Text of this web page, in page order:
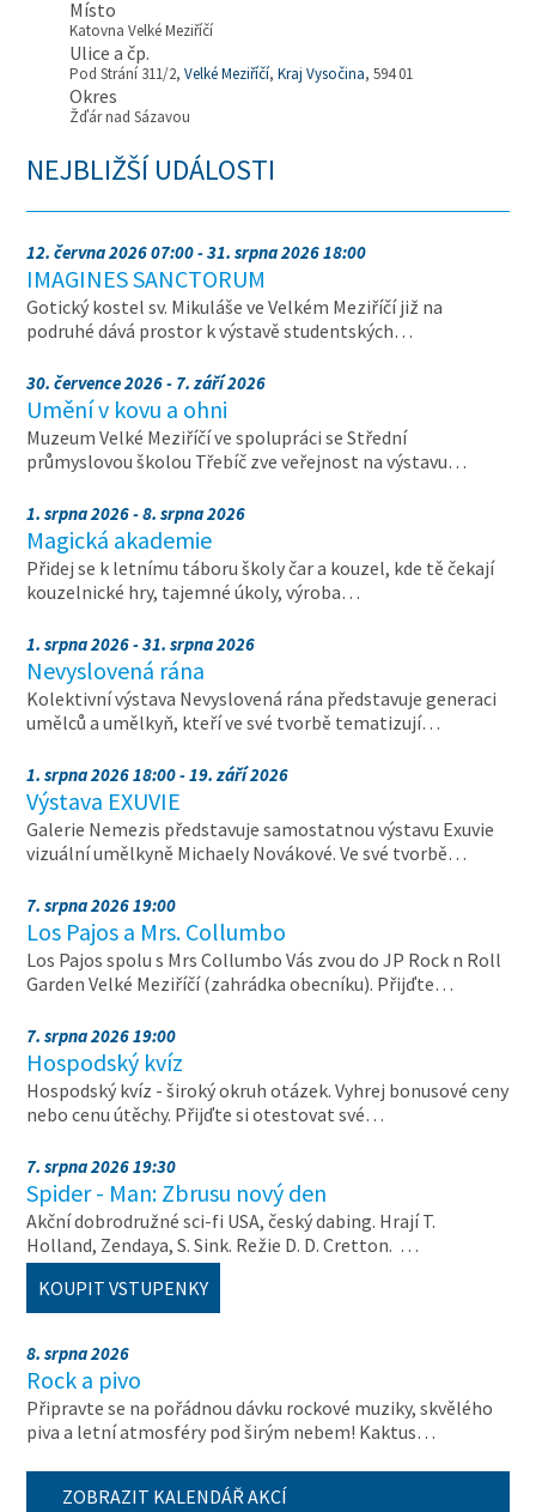
Místo
Katovna Velké Meziříčí
Ulice a čp.
Pod Strání 311/2,Velké Meziříčí,Kraj Vysočina, 594 01
Okres
Žďár nad Sázavou
NEJBLIŽŠÍ UDÁLOSTI
12. června 2026 07:00 - 31. srpna 2026 18:00
IMAGINES SANCTORUM
Gotický kostel sv. Mikuláše ve Velkém Meziříčí již na
podruhé dává prostor k výstavě studentských…
30. července 2026 - 7. září 2026
Umění v kovu a ohni
Muzeum Velké Meziříčí ve spolupráci se Střední
průmyslovou školou Třebíč zve veřejnost na výstavu…
1. srpna 2026 - 8. srpna 2026
Magická akademie
Přidej se k letnímu táboru školy čar a kouzel, kde tě čekají
kouzelnické hry, tajemné úkoly, výroba…
1. srpna 2026 - 31. srpna 2026
Nevyslovená rána
Kolektivní výstava Nevyslovená rána představuje generaci
umělců a umělkyň, kteří ve své tvorbě tematizují…
1. srpna 2026 18:00 - 19. září 2026
Výstava EXUVIE
Galerie Nemezis představuje samostatnou výstavu Exuvie
vizuální umělkyně Michaely Novákové. Ve své tvorbě…
7. srpna 2026 19:00
Los Pajos a Mrs. Collumbo
Los Pajos spolu s Mrs Collumbo Vás zvou do JP Rock n Roll
Garden Velké Meziříčí (zahrádka obecníku). Přijďte…
7. srpna 2026 19:00
Hospodský kvíz
Hospodský kvíz - široký okruh otázek. Vyhrej bonusové ceny
nebo cenu útěchy. Přijďte si otestovat své…
7. srpna 2026 19:30
Spider - Man: Zbrusu nový den
Akční dobrodružné sci-fi USA, český dabing. Hrají T.
Holland, Zendaya, S. Sink. Režie D. D. Cretton. …
KOUPIT VSTUPENKY
8. srpna 2026
Rock a pivo
Připravte se na pořádnou dávku rockové muziky, skvělého
piva a letní atmosféry pod širým nebem! Kaktus…
ZOBRAZIT KALENDÁŘ AKCÍ